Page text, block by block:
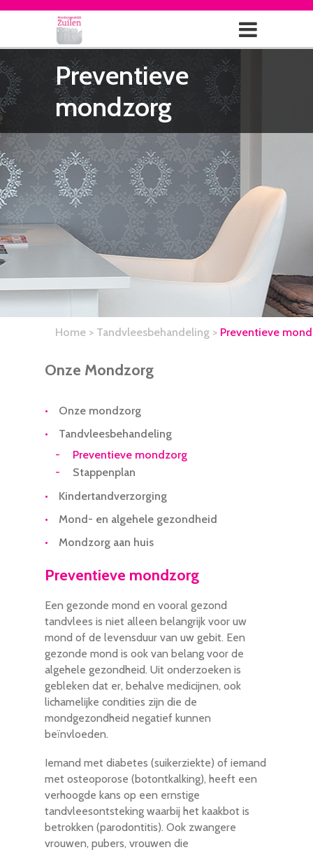
Preventieve
mondzorg
Home > Tandvleesbehandeling > Preventieve
Onze Mondzorg
Onze mondzorg
Tandvleesbehandeling
Preventieve mondzorg
Stappenplan
Kindertandverzorging
Mond- en algehele gezondheid
Mondzorg aan huis
Preventieve mondzorg
Een gezonde mond en vooral gezond
tandvlees is niet alleen belangrijk voor uw
mond of de levensduur van uw gebit. Een
gezonde mond is ook van belang voor de
algehele gezondheid. Uit onderzoeken is
gebleken dat er, behalve medicijnen, ook
lichamelijke condities zijn die de
mondgezondheid negatief kunnen
beïnvloeden.
Iemand met diabetes (suikerziekte) of iemand
met osteoporose (botontkalking), heeft een
verhoogde kans op een ernstige
tandvleesontsteking waarbij het kaakbot is
betrokken (parodontitis). Ook zwangere
vrouwen, pubers, vrouwen die